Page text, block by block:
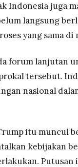
Indonesia juga
langsung
yang sama di
forum lanjutan
tersebut.
nasional
itu muncul
kebijakan